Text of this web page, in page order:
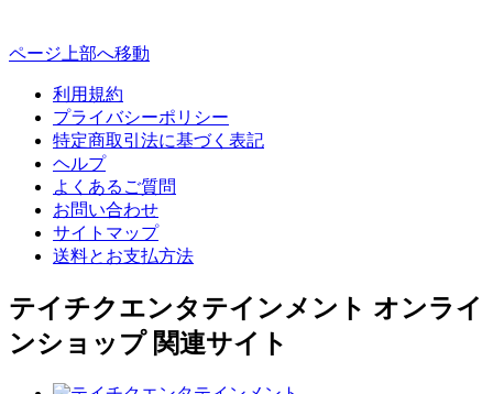
ページ上部へ移動
利用規約
プライバシーポリシー
特定商取引法に基づく表記
ヘルプ
よくあるご質問
お問い合わせ
サイトマップ
送料とお支払方法
テイチクエンタテインメント オンライ
ンショップ 関連サイト